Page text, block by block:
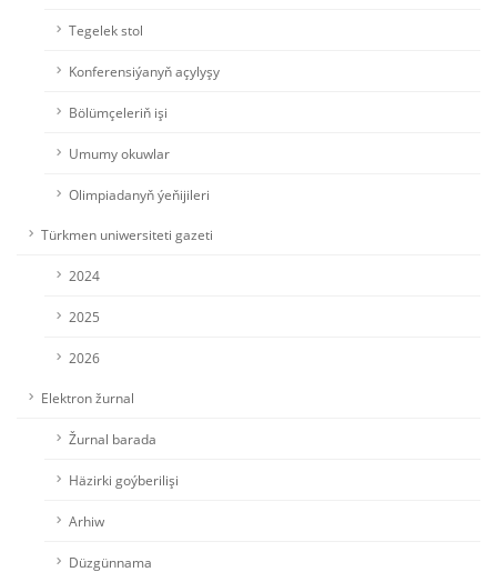
Tegelek stol
Konferensiýanyň açylyşy
Bölümçeleriň işi
Umumy okuwlar
Olimpiadanyň ýeňijileri
Türkmen uniwersiteti gazeti
2024
2025
2026
Elektron žurnal
Žurnal barada
Häzirki goýberilişi
Arhiw
Düzgünnama